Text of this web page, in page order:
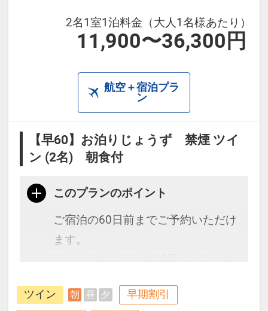
2名1室1泊料金（大人1名様あたり）
11,900〜36,300円
航空＋宿泊プラ
ン
【早60】お泊りじょうず 禁煙 ツイ
ン (2名) 朝食付
このプランのポイント
ご宿泊の60日前までご予約いただけ
ます。
静かな山中に佇む古城風のホテルで
での白浜・熊野古道エリアへのアク
ツイン 朝 昼 夕 早期割引